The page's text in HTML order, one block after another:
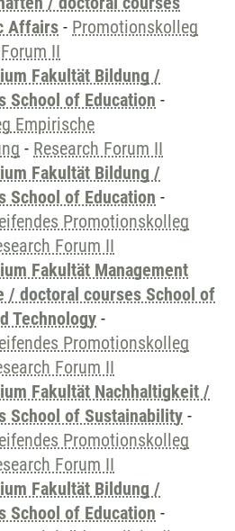
Affairs - Promotionskolleg
II
Fakultät Bildung /
School of Education -
Empirische
- Research Forum II
Fakultät Bildung /
School of Education -
Promotionskolleg
Forum II
Fakultät Management
/ doctoral courses School of
Technology -
Promotionskolleg
Forum II
Fakultät Nachhaltigkeit /
School of Sustainability -
Promotionskolleg
Forum II
Fakultät Bildung /
School of Education -